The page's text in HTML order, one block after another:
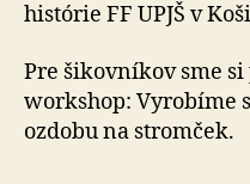
histórie FF UPJŠ v
Pre šikovníkov sme
workshop: Vyrobíme
ozdobu na stromček.